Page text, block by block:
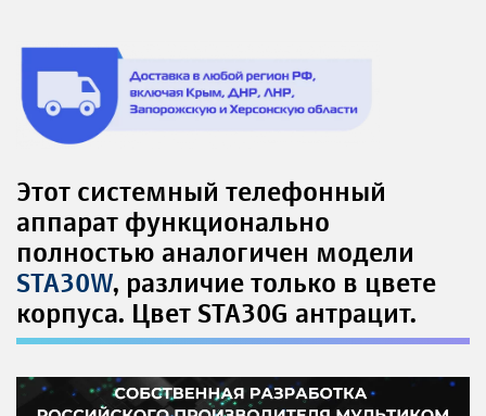
Этот системный телефонный
аппарат функционально
полностью аналогичен модели
STA30W, различие только в цвете
корпуса. Цвет STA30G антрацит.